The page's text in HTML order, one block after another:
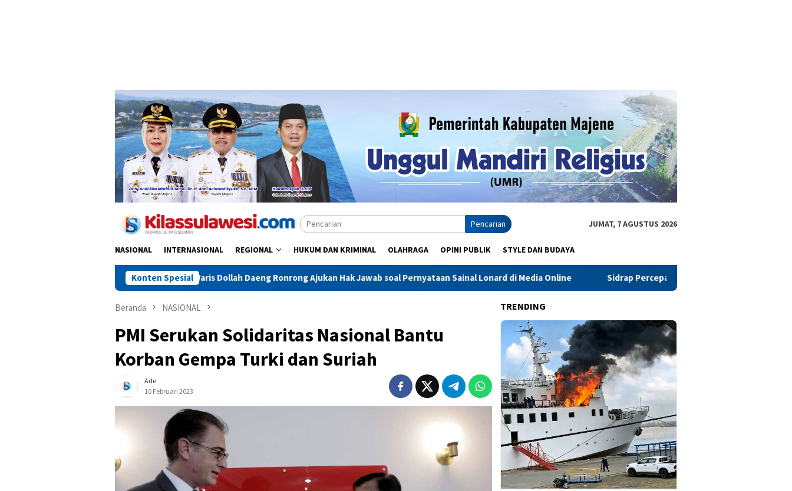
Pencarian JUMAT, 7 AGUSTUS 2026
NASIONAL INTERNASIONAL REGIONAL HUKUM DAN KRIMINAL OLAHRAGA OPINI PUBLIK STYLE DAN BUDAYA
Konten Spesial
Ahli Waris Dollah Daeng Ronrong Ajukan Hak Jawab soal Pernyataan Sainal Lonard di Media Online Sidrap Percepat IP300 Lewat Penggarapan Lahan di Desa Botto
Beranda NASIONAL
PMI Serukan Solidaritas Nasional Bantu
Korban Gempa Turki dan Suriah
Ade
10 Februari 2023
TRENDING